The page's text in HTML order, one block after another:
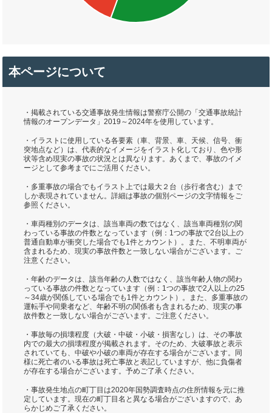
本ページについて
・掲載されている交通事故発生情報は警察庁公開の「交通事故統計
情報のオープンデータ」2019～2024年を使用しています。
・イラストに使用している各要素（車、背景、車、天候、信号、衝
突地点など）は、代表的なイメージをイラスト化しており、色や形
状等含め現実の事故の状況とは異なります。あくまで、事故のイメ
ージとして参考までにご活用ください。
・多重事故の場合でもイラスト上では最大２台（歩行者含む）まで
しか表現されていません。詳細は事故の個別ページの文字情報をご
参照ください。
・車両種別のデータは、該当車両の数ではなく、該当車両種別の関
わっている事故の件数となっています（例：1つの事故で2台以上の
普通自動車が衝突した場合でも1件とカウント）。また、不明車両が
含まれるため、現実の事故件数と一致しない場合がございます。ご
注意ください。
・年齢のデータは、該当年齢の人数ではなく、該当年齢人物の関わ
っている事故の件数となっています（例：1つの事故で2人以上の25
～34歳が関係している場合でも1件とカウント）。また、多重事故の
運転手や同乗者など、年齢不明の関係者も含まれるため、現実の事
故件数と一致しない場合がございます。ご注意ください。
・事故毎の損壊程度（大破・中破・小破・損害なし）は、その事故
内での最大の損壊程度が掲載されます。そのため、大破事故と表示
されていても、中破や小破の車両が存在する場合がございます。同
様に死亡者のいる事故は死亡事故と表記していますが、他に負傷者
が存在する場合がございます。予めご了承ください。
・事故発生地点の町丁目は2020年国勢調査時点の住所情報を元に推
定しています。現在の町丁目名と異なる場合がございますので、あ
らかじめご了承ください。